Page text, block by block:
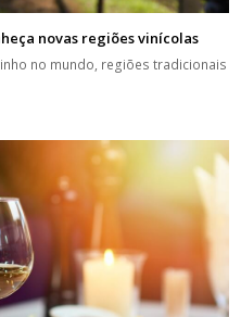
novas regiões vinícolas
no mundo, regiões tradicionais